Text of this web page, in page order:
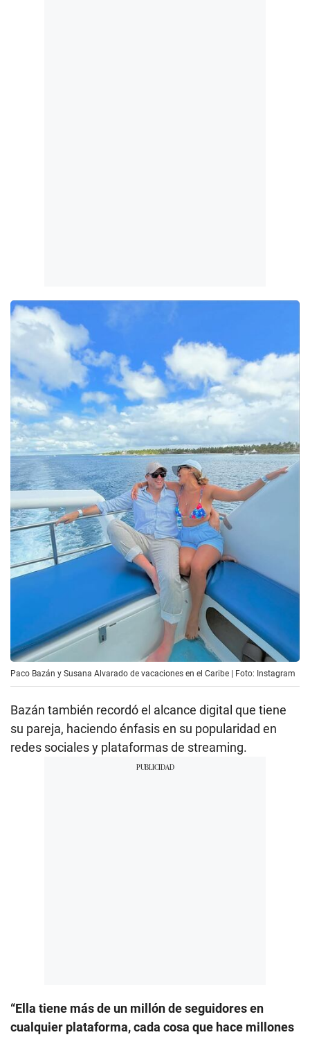
Paco Bazán y Susana Alvarado de vacaciones en el Caribe | Foto: Instagram
Bazán también recordó el alcance digital que tiene
su pareja, haciendo énfasis en su popularidad en
redes sociales y plataformas de streaming.
“Ella tiene más de un millón de seguidores en
cualquier plataforma, cada cosa que hace millones